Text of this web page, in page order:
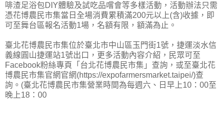
啡渣足浴包DIY體驗及試吃品嚐會等多樣活動，活動辦法只需
憑花博農民市集當日全場消費累積滿200元以上(含)收據，即
可至舞台區報名活動1場，名額有限，額滿為止。
臺北花博農民市集位於臺北市中山區玉門街1號，捷運淡水信
義線圓山捷運站1號出口，更多活動內容介紹，民眾可至
Facebook粉絲專頁「台北花博農民市集」查詢，或至臺北花
博農民市集官網官網(https://expofarmersmarket.taipei/)查
詢。(臺北花博農民市集營業時間為每週六、日早上10：00至
晚上18：00